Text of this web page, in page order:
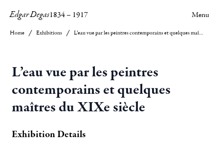
Edgar Degas1834– 1917 Menu
Home Exhibitions L’eau vue par les peintres contemporains et quelques maîtres du XIXe siècle
L’eau vue par les peintres
contemporains et quelques
maîtres du XIXe siècle
Exhibition Details